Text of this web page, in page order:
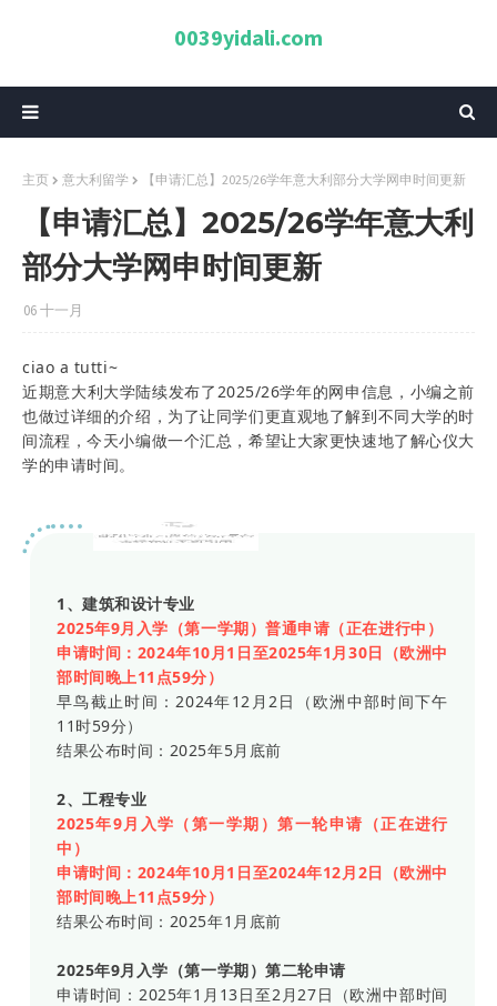
0039yidali.com
主页 意大利留学 【申请汇总】2025/26学年意大利部分大学网申时间更新
【申请汇总】2025/26学年意大利
部分大学网申时间更新
06 十一月
ciao a tutti~
近期意大利大学陆续发布了2025/26学年的网申信息，小编之前
也做过详细的介绍，为了让同学们更直观地了解到不同大学的时
间流程，今天小编做一个汇总，希望让大家更快速地了解心仪大
学的申请时间。
米兰理工大学
1、建筑和设计专业
2025年9月入学（第一学期）普通申请（正在进行中）
申请时间：2024年10月1日至2025年1月30日（欧洲中
部时间晚上11点59分）
早鸟截止时间：2024年12月2日（欧洲中部时间下午
11时59分）
结果公布时间：2025年5月底前
2、工程专业
2025年9月入学（第一学期）第一轮申请（正在进行
中）
申请时间：2024年10月1日至2024年12月2日（欧洲中
部时间晚上11点59分）
结果公布时间：2025年1月底前
2025年9月入学（第一学期）第二轮申请
申请时间：2025年1月13日至2月27日（欧洲中部时间